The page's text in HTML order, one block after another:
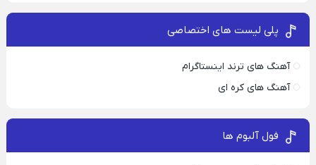
پلی لیست های اختصاصی
آهنگ های ترند اینستاگرام
آهنگ های کره ای
فول آلبوم ها